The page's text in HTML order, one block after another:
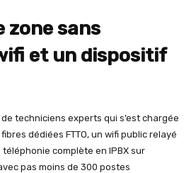
zone sans
et un dispositif
techniciens experts qui s’est chargée
dédiées FTTO, un wifi public relayé
complète en IPBX sur
pas moins de 300 postes